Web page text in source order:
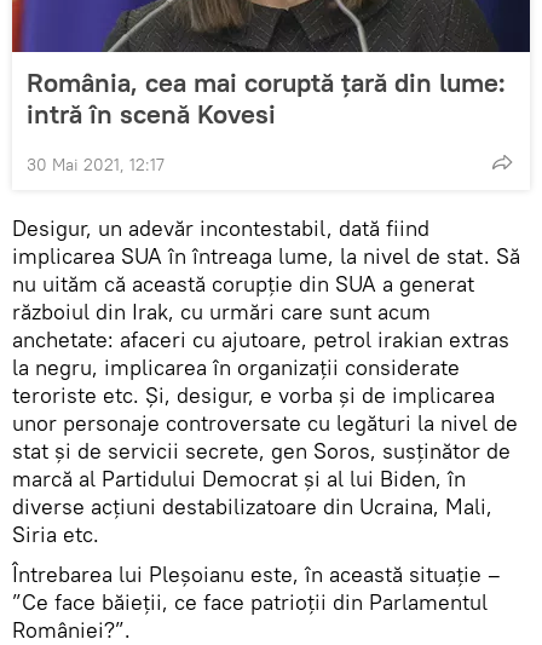
România, cea mai coruptă țară din lume:
intră în scenă Kovesi
30 Mai 2021, 12:17
Desigur, un adevăr incontestabil, dată fiind
implicarea SUA în întreaga lume, la nivel de stat. Să
nu uităm că această corupție din SUA a generat
războiul din Irak, cu urmări care sunt acum
anchetate: afaceri cu ajutoare, petrol irakian extras
la negru, implicarea în organizații considerate
teroriste etc. Și, desigur, e vorba și de implicarea
unor personaje controversate cu legături la nivel de
stat și de servicii secrete, gen Soros, susținător de
marcă al Partidului Democrat și al lui Biden, în
diverse acțiuni destabilizatoare din Ucraina, Mali,
Siria etc.
Întrebarea lui Pleșoianu este, în această situație –
”Ce face băieții, ce face patrioții din Parlamentul
României?”.